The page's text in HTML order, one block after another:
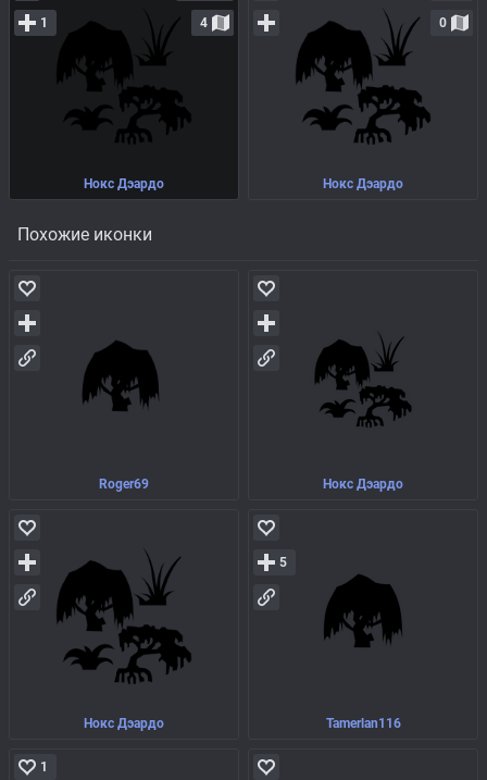
Нокс Дэардо
1 4
Нокс Дэардо
0
Похожие иконки
Roger69 Нокс Дэардо
Нокс Дэардо Tamerlan116
5
1